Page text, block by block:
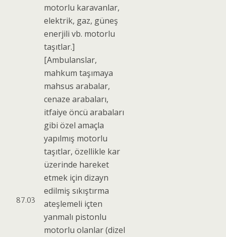
87.03
motorlu karavanlar,
elektrik, gaz, güneş
enerjili vb. motorlu
taşıtlar.]
[Ambulanslar,
mahkum taşımaya
mahsus arabalar,
cenaze arabaları,
itfaiye öncü arabaları
gibi özel amaçla
yapılmış motorlu
taşıtlar, özellikle kar
üzerinde hareket
etmek için dizayn
edilmiş sıkıştırma
ateşlemeli içten
yanmalı pistonlu
motorlu olanlar (dizel